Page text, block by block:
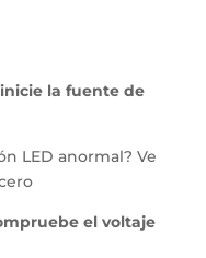
la fuente de
LED anormal? Ve
el voltaje